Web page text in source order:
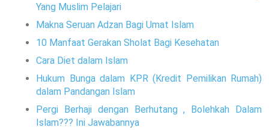
Yang Muslim Pelajari
Makna Seruan Adzan Bagi Umat Islam
10 Manfaat Gerakan Sholat Bagi Kesehatan
Cara Diet dalam Islam
Hukum Bunga dalam KPR (Kredit Pemilikan Rumah)
dalam Pandangan Islam
Pergi Berhaji dengan Berhutang , Bolehkah Dalam
Islam??? Ini Jawabannya